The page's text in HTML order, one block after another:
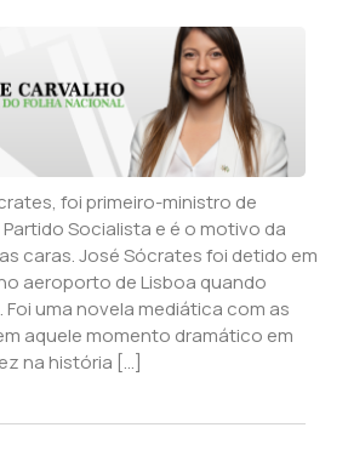
foi primeiro-ministro de
Socialista e é o motivo da
caras. José Sócrates foi detido em
aeroporto de Lisboa quando
Foi uma novela mediática com as
aquele momento dramático em
na história […]